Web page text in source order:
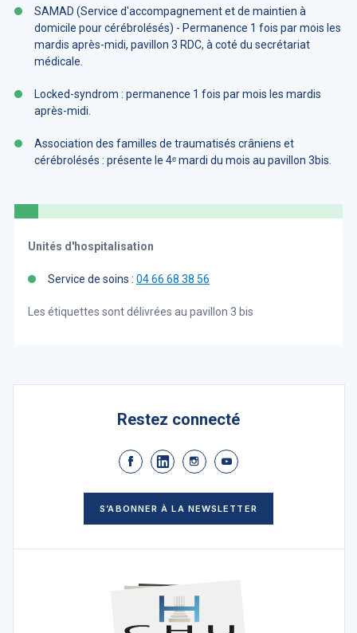
SAMAD (Service d'accompagnement et de maintien à
domicile pour cérébrolésés) - Permanence 1 fois par mois les
mardis après-midi, pavillon 3 RDC, à coté du secrétariat
médicale.
Locked-syndrom : permanence 1 fois par mois les mardis
après-midi.
Association des familles de traumatisés crâniens et
cérébrolésés : présente le 4ᵉ mardi du mois au pavillon 3bis.
Unités d'hospitalisation
Service de soins : 04 66 68 38 56
Les étiquettes sont délivrées au pavillon 3 bis
Restez connecté
S’ABONNER À LA NEWSLETTER